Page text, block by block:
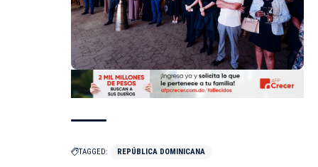
TAGGED: REPÚBLICA DOMINICANA